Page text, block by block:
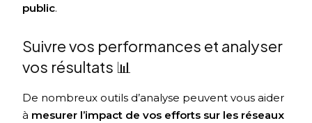
public.
Suivre vos performances et analyser
vos résultats 📊
De nombreux outils d’analyse peuvent vous aider
à mesurer l’impact de vos efforts sur les réseaux